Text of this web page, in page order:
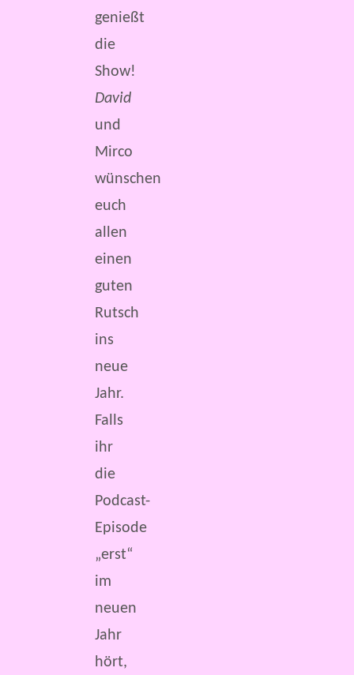
genießt
die
Show!
David
und
Mirco
wünschen
euch
allen
einen
guten
Rutsch
ins
neue
Jahr.
Falls
ihr
die
Podcast-
Episode
„erst“
im
neuen
Jahr
hört,